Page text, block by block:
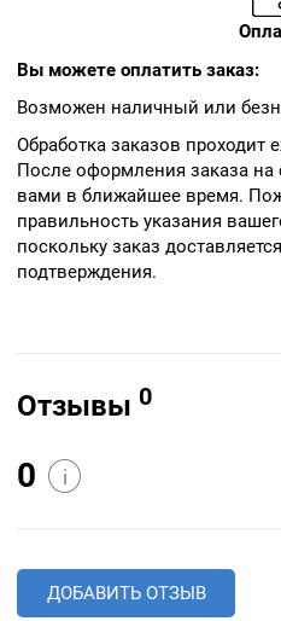
Вы можете оплатить заказ:
Возможен наличный или
Обработка заказов проходит
После оформления заказа на
вами в ближайшее время.
правильность указания
поскольку заказ
подтверждения.
Отзывы 0
0 i
ДОБАВИТЬ ОТЗЫВ